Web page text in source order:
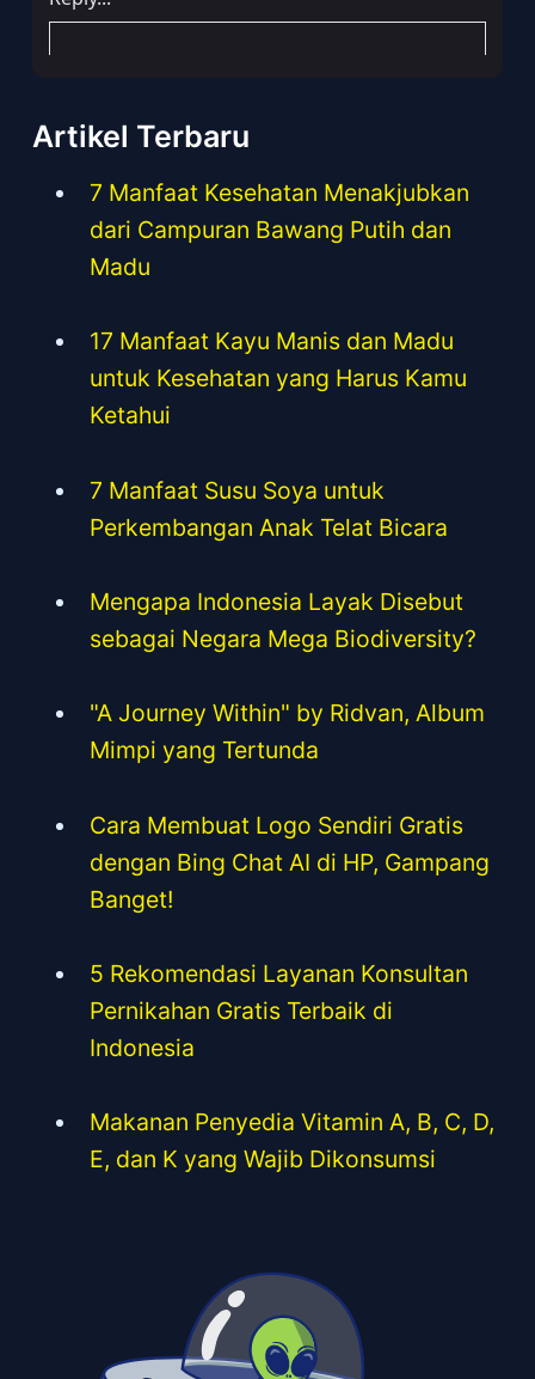
Artikel Terbaru
7 Manfaat Kesehatan Menakjubkan
dari Campuran Bawang Putih dan
Madu
17 Manfaat Kayu Manis dan Madu
untuk Kesehatan yang Harus Kamu
Ketahui
7 Manfaat Susu Soya untuk
Perkembangan Anak Telat Bicara
Mengapa Indonesia Layak Disebut
sebagai Negara Mega Biodiversity?
"A Journey Within" by Ridvan, Album
Mimpi yang Tertunda
Cara Membuat Logo Sendiri Gratis
dengan Bing Chat AI di HP, Gampang
Banget!
5 Rekomendasi Layanan Konsultan
Pernikahan Gratis Terbaik di
Indonesia
Makanan Penyedia Vitamin A, B, C, D,
E, dan K yang Wajib Dikonsumsi